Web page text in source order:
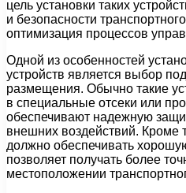
цель установки таких
и безопасности
оптимизация процессов
Одной из особенностей
устройств является выбор
размещения. Обычно такие
в специальные отсеки или
обеспечивают надежную
внешних воздействий. Кроме
должно обеспечивать
позволяет получать более
местоположении